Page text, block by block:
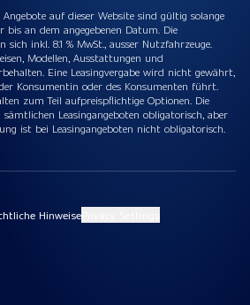
Angebote auf dieser Website sind gültig solange
an dem angegebenen Datum. Die
sich inkl. 8.1 % MwSt., ausser Nutzfahrzeuge.
Modellen, Ausstattungen und
Eine Leasingvergabe wird nicht gewährt,
Konsumentin oder des Konsumenten führt.
zum Teil aufpreispflichtige Optionen. Die
Leasingangeboten obligatorisch, aber
ist bei Leasingangeboten nicht obligatorisch.
Hinweise